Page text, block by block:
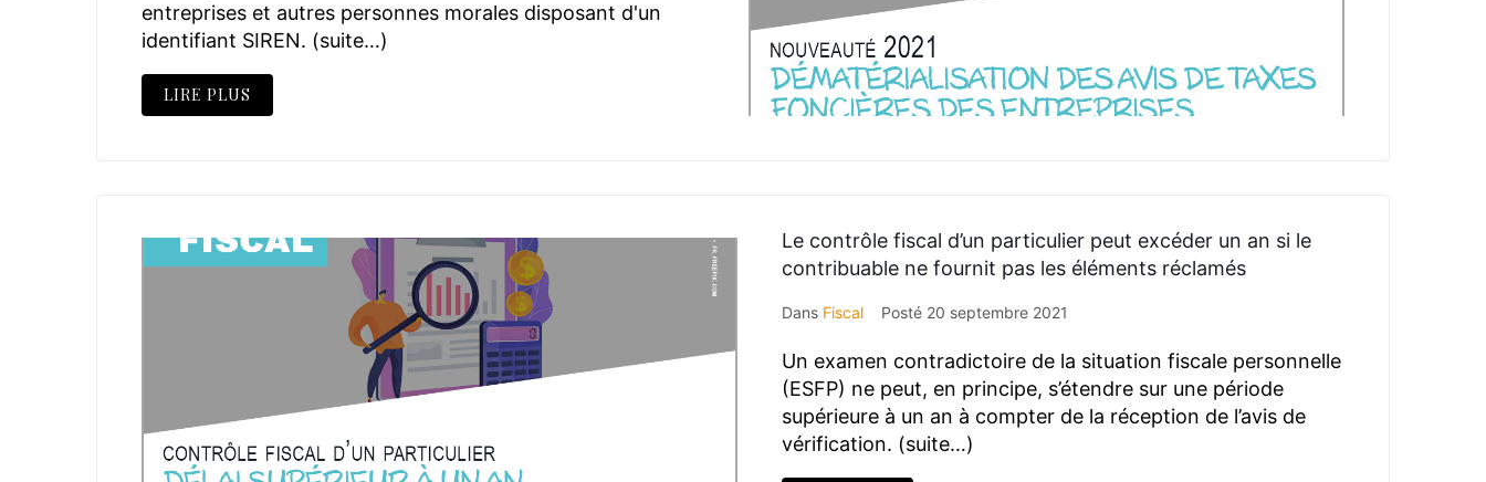
entreprises et autres personnes morales disposant d'un
identifiant SIREN. (suite…)
LIRE PLUS
Le contrôle fiscal d’un particulier peut excéder un an si le
contribuable ne fournit pas les éléments réclamés
Dans Fiscal Posté 20 septembre 2021
Un examen contradictoire de la situation fiscale personnelle
(ESFP) ne peut, en principe, s’étendre sur une période
supérieure à un an à compter de la réception de l’avis de
vérification. (suite…)